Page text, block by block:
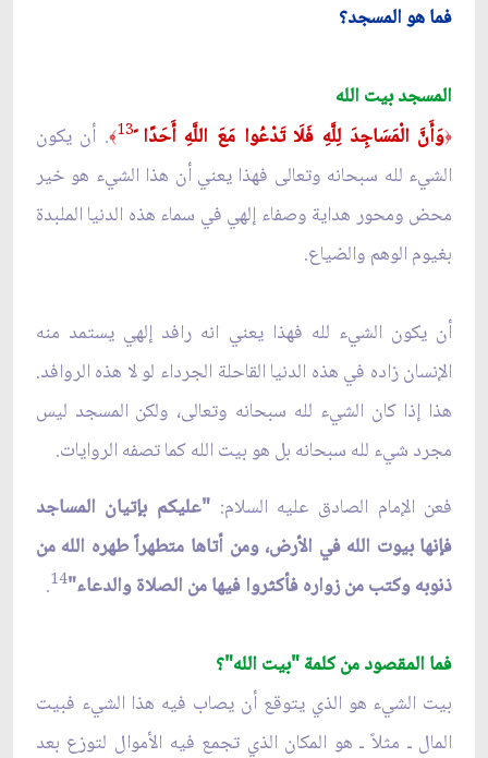
فما هو المسجد؟
المسجد بيت الله
﴿وَأَنَّ الْمَسَاجِدَ لِلَّهِ فَلَا تَدْعُوا مَعَ اللَّهِ أَحَدًا ً13﴾. أن يكون
الشيء لله سبحانه وتعالى فهذا يعني أن هذا الشيء هو خير
محض ومحور هداية وصفاء إلهي في سماء هذه الدنيا الملبدة
بغيوم الوهم والضياع.
أن يكون الشيء لله فهذا يعني انه رافد إلهي يستمد منه
الإنسان زاده في هذه الدنيا القاحلة الجرداء لو لا هذه الروافد.
هذا إذا كان الشيء لله سبحانه وتعالى، ولكن المسجد ليس
مجرد شيء لله سبحانه بل هو بيت الله كما تصفه الروايات.
فعن الإمام الصادق عليه السلام: "عليكم بإتيان المساجد
فإنها بيوت الله في الأرض، ومن أتاها متطهراً طهره الله من
ذنوبه وكتب من زواره فأكثروا فيها من الصلاة والدعاء"14
.
فما المقصود من كلمة "بيت الله"؟
بيت الشيء هو الذي يتوقع أن يصاب فيه هذا الشيء فبيت
المال ـ مثلاً ـ هو المكان الذي تجمع فيه الأموال لتوزع بعد